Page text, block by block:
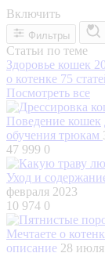
Включить
Фильтры
Статьи по теме
Здоровье кошек
о котенке 75
Посмотреть все
Поведение кошек
обучения трюкам
47 999 0
Уход и
февраля 2023
10 974 0
Мечтаете о
описание 28